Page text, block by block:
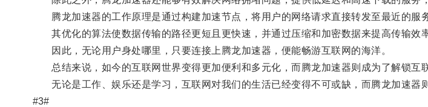
腾龙加速器的工作原理是通过构建加速节点，将用户的网络请求直接转发至最近的服务
其优化的算法使数据传输的路径更短且更快速，并通过压缩和加密数据来提高传输效率
因此，无论用户身处哪里，只要连接上腾龙加速器，便能畅游互联网的海洋。
总结来说，如今的互联网世界变得更加便利和多元化，而腾龙加速器则成为了解锁互
无论是工作、娱乐还是学习，互联网对我们的生活已经变得不可或缺，而腾龙加速器
#3#